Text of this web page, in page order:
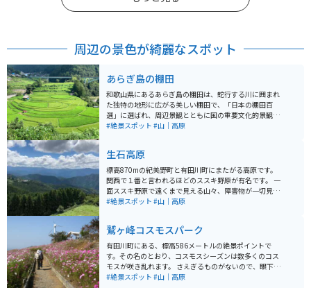
周辺の景色が綺麗なスポット
あらぎ島の棚田
和歌山県にあるあらぎ島の棚田は、蛇行する川に囲まれ
た独特の地形に広がる美しい棚田で、「日本の棚田百
選」に選ばれ、周辺景観とともに国の重要文化的景観に
も指定されています。春は水を張った水鏡、夏は鮮やか
ら見下ろす景色は特に美しく、写真スポットとしても人
気があります。 近くの道の駅では地元の特産品や食事も
楽しめ、観光の拠点として便利です。周辺は自然豊かな
ワインディングロードが続くため、バイクでのツーリン
グにも最適で、景色を楽しみながら訪れる価値のあるス
#絶景スポット #山｜高原
生石高原
標高870mの紀美野町と有田川町にまたがる高原です。
関西で１番と言われるほどのススキ野原が有名です。 一
面ススキ野原で遠くまで見える山々、障害物が一切見え
ず素晴らしい風景です。 キャンプ場、レストランやトイ
楽しめます。山頂からは天気が良ければ四国や淡路島を
見ることができます。
#絶景スポット #山｜高原
鷲ヶ峰コスモスパーク
有田川町にある、標高586メートルの絶景ポイントで
す。その名のとおり、コスモスシーズンは数多くのコス
モスが咲き乱れます。 さえぎるものがないので、眼下の
有田川流域や有田、湯浅方面から遠く淡路島から四国ま
#絶景スポット #山｜高原